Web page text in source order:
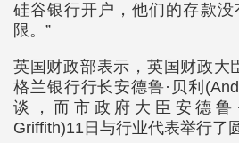
硅谷银行开户，他们的存款
限。”
英国财政部表示，英国财政大
格兰银行行长安德鲁·贝利
谈，而市政府大臣安德鲁
Griffith)11日与行业代表举行了